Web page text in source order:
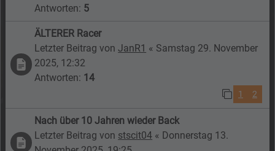
Antworten: 5
ÄLTERER Racer
Letzter Beitrag vonJanR1 « Samstag 29. November
2025, 12:32
Antworten: 14
1 2
Nach über 10 Jahren wieder Back
Letzter Beitrag von stscit04 « Donnerstag 13.